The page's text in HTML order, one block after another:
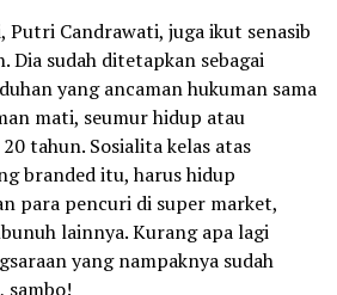
Putri Candrawati, juga ikut senasib
Dia sudah ditetapkan sebagai
yang ancaman hukuman sama
mati, seumur hidup atau
tahun. Sosialita kelas atas
branded itu, harus hidup
para pencuri di super market,
lainnya. Kurang apa lagi
yang nampaknya sudah
sambo!